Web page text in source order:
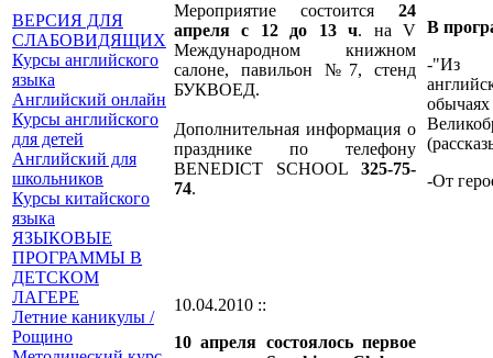
ВЕРСИЯ ДЛЯ
СЛАБОВИДЯЩИХ
Курсы английского
языка
Английский онлайн
Курсы английского
для детей
Английский для
школьников
Курсы китайского
языка
ЯЗЫКОВЫЕ
ПРОГРАММЫ В
ДЕТСКОМ
ЛАГЕРЕ
Летние каникулы /
Рощино
Мероприятие состоится 24
апреля с 12 до 13 ч. на V
Международном книжном
салоне, павильон №7, стенд
БУКВОЕД.
Дополнительная информация о
празднике по телефону
BENEDICT SCHOOL 325-75-
74.
10.04.2010 ::
10 апреля состоялось первое
В
-"Из
-От